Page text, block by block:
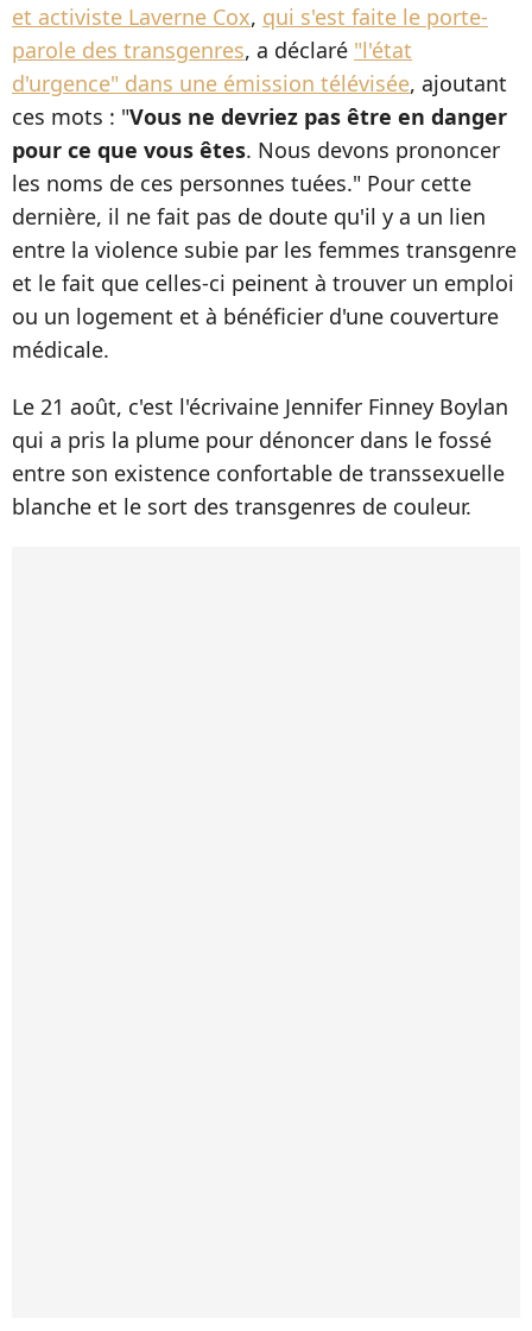
et activiste Laverne Cox, qui s'est faite le porte-
parole des transgenres, a déclaré "l'état
d'urgence" dans une émission télévisée, ajoutant
ces mots : "Vous ne devriez pas être en danger
pour ce que vous êtes. Nous devons prononcer
les noms de ces personnes tuées." Pour cette
dernière, il ne fait pas de doute qu'il y a un lien
entre la violence subie par les femmes transgenre
et le fait que celles-ci peinent à trouver un emploi
ou un logement et à bénéficier d'une couverture
médicale.
Le 21 août, c'est l'écrivaine Jennifer Finney Boylan
qui a pris la plume pour dénoncer dans le fossé
entre son existence confortable de transsexuelle
blanche et le sort des transgenres de couleur.